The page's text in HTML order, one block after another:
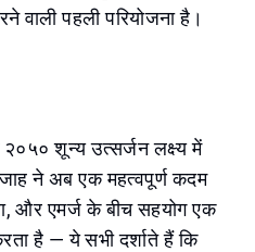
वाली पहली परियोजना है।
शून्य उत्सर्जन लक्ष्य में
ने अब एक महत्वपूर्ण कदम
और एमर्ज के बीच सहयोग एक
है — ये सभी दर्शाते हैं कि